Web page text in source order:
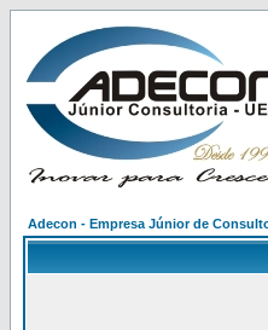
Adecon - Empresa Júnior de